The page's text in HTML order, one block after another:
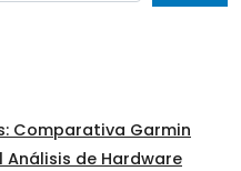
Comparativa Garmin
Análisis de Hardware